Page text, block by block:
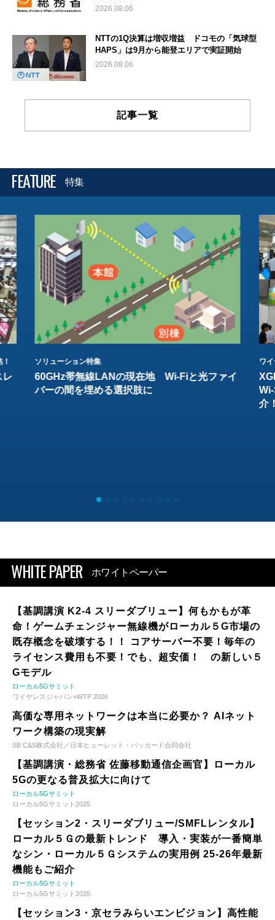
2026.08.06
NTTの1Q決算は増収増益 ドコモの「気球型
HAPS」は9月から能登エリアで実証開始
2026.08.06
記事一覧
FEATURE 特集
レ
ソリューション特集
60GHz帯無線LANの現在地 Wi-Fiと光ファイ
バーの間を埋める選択肢に
ワ
介
WHITE PAPER ホワイトペーパー
【基調講演 K2-4 スリーダブリュー】何もかもが革
命！ゲームチェンジャー無線機がローカル５G市場の
既存概念を破壊する！！ コアサーバー不要！毎年の
ライセンス費用も不要！でも、超安価！ の新しい５
Gモデル
ローカル5Gサミット
ワイヤレスジャパン×WTP 2026
高価な専用ネットワークは本当に必要か？ AIネット
ワーク構築の現実解
SB C&S株式会社／日本ヒューレット・パッカード合同会社
【基調講演・総務省 佐藤移動通信企画官】ローカル
5Gの更なる普及拡大に向けて
ローカル5Gサミット
ローカル5Gサミット2025
【セッション2・スリーダブリュー/SMFLレンタル】
ローカル５Ｇの最新トレンド 導入・実装が一番簡単
なシン・ローカル５Ｇシステムの実用例 25-26年最新
機能もご紹介
ローカル5Gサミット
ローカル5Gサミット2025
【セッション3・京セラみらいエンビジョン】高性能